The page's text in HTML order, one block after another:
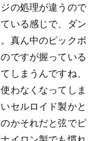
の処理が違うので
いる感じで、ダン
真ん中のピックボ
ですが握っている
しまうんですね、
わなくなってしま
セルロイド製かと
かそれだと弦でピ